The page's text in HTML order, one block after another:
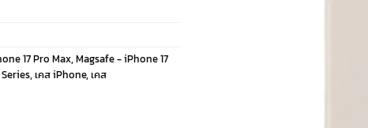
17 Pro Max, Magsafe - iPhone 17
, เคส iPhone, เคส